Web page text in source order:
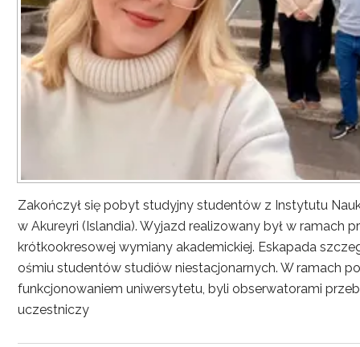
Zakończył się pobyt studyjny studentów z Instytutu
w Akureyri (Islandia). Wyjazd realizowany był w ramach
krótkookresowej wymiany akademickiej. Eskapada
ośmiu studentów studiów niestacjonarnych. W ramach
funkcjonowaniem uniwersytetu, byli obserwatorami
uczestniczy